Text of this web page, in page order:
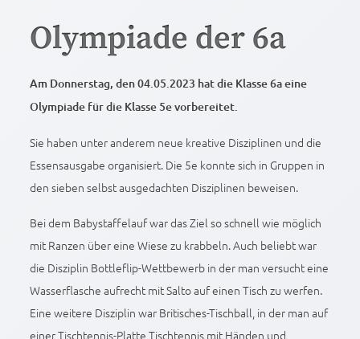
Olympiade der 6a
Am Donnerstag, den 04.05.2023 hat die Klasse 6a eine
Olympiade für die Klasse 5e vorbereitet.
Sie haben unter anderem neue kreative Disziplinen und die
Essensausgabe organisiert. Die 5e konnte sich in Gruppen in
den sieben selbst ausgedachten Disziplinen beweisen.
Bei dem Babystaffelauf war das Ziel so schnell wie möglich
mit Ranzen über eine Wiese zu krabbeln. Auch beliebt war
die Disziplin Bottleflip-Wettbewerb in der man versucht eine
Wasserflasche aufrecht mit Salto auf einen Tisch zu werfen.
Eine weitere Disziplin war Britisches-Tischball, in der man auf
einer Tischtennis-Platte Tischtennis mit Händen und